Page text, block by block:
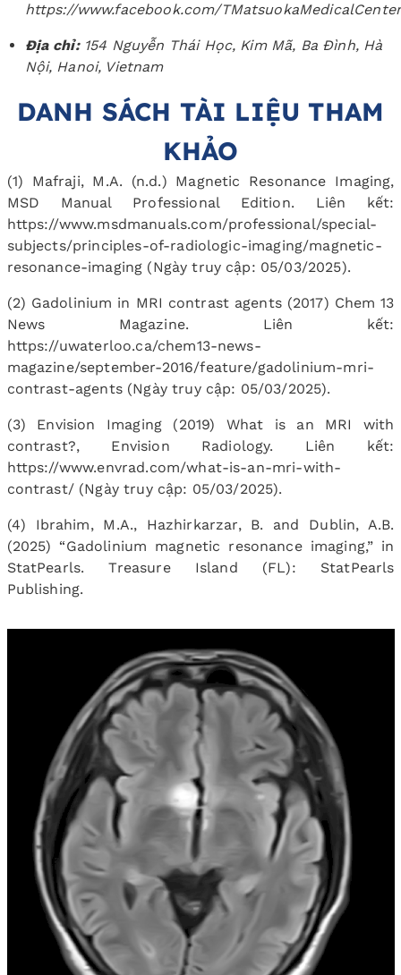
https://www.facebook.com/
Địa chỉ:154 Nguyễn Thái Học, Kim Mã, Ba Đình, Hà
Nội, Hanoi, Vietnam
DANH SÁCH TÀI LIỆU THAM
KHẢO
(1) Mafraji, M.A. (n.d.) Magnetic Resonance Imaging,
MSD Manual Professional Edition. Liên kết:
https://www.msdmanuals.com/professional/special-
subjects/principles-of-radiologic-imaging/magnetic-
resonance-imaging (Ngày truy cập: 05/03/2025).
(2) Gadolinium in MRI contrast agents (2017) Chem 13
News Magazine. Liên kết:
https://uwaterloo.ca/chem13-news-
magazine/september-2016/feature/gadolinium-mri-
contrast-agents (Ngày truy cập: 05/03/2025).
(3) Envision Imaging (2019) What is an MRI with
contrast?, Envision Radiology. Liên kết:
https://www.envrad.com/what-is-an-mri-with-
contrast/ (Ngày truy cập: 05/03/2025).
(4) Ibrahim, M.A., Hazhirkarzar, B. and Dublin, A.B.
(2025) “Gadolinium magnetic resonance imaging,” in
StatPearls. Treasure Island (FL): StatPearls
Publishing.